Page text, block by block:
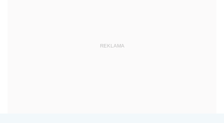
1959REKLAMA